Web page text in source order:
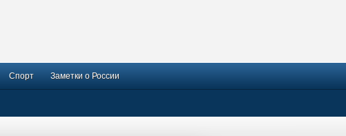
Спорт Заметки о России